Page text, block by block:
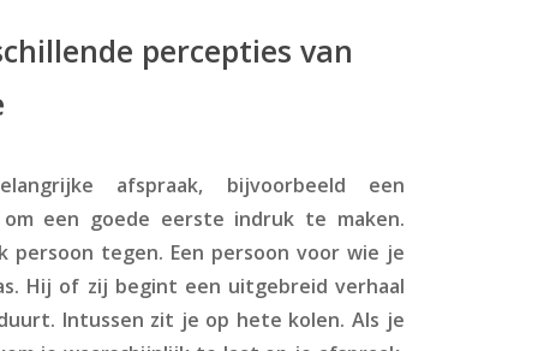
percepties van
afspraak, bijvoorbeeld een
een goede eerste indruk te maken.
persoon tegen. Een persoon voor wie je
Hij of zij begint een uitgebreid verhaal
Intussen zit je op hete kolen. Als je